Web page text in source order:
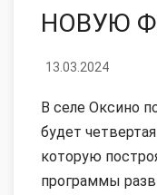
НОВУЮ
13.03.2024
В селе Оксино
будет
которую
программы